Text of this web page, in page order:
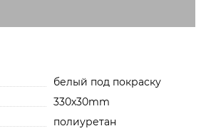
белый под покраску
330х30mm
полиуретан